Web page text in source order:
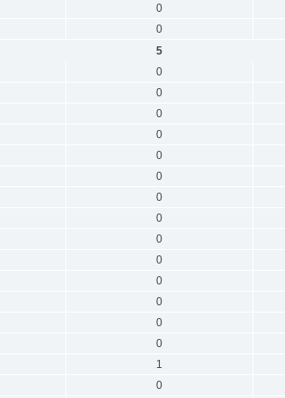
0
0
5
0
0
0
0
0
0
0
0
0
0
0
0
0
0
1
0